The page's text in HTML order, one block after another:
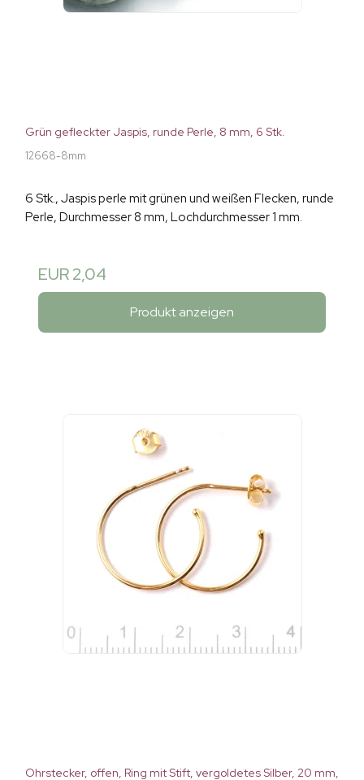
Grün gefleckter Jaspis, runde Perle, 8 mm, 6 Stk.
12668-8mm
6 Stk., Jaspis perle mit grünen und weißen Flecken, runde
Perle, Durchmesser 8 mm, Lochdurchmesser 1 mm.
EUR 2,04
Produkt anzeigen
Ohrstecker, offen, Ring mit Stift, vergoldetes Silber, 20 mm,